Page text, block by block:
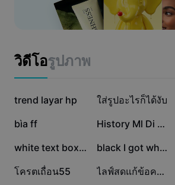
Nano Banana Pro
คำบรรยายอัตโนมัติ
กรณีการใช้งาน
การตลาด
แม่แบบเอฟเฟกต์
แม่แบบธุรกิจ
แม่แบบอุตสาหกรรม
แม่แบบรีแคป
โปรแกรม CapCut Creative
ศูนย์ความเชื่อถือ
ศูนย์ช่วยเหลือ
เกี่ยวกับเงื่อนไขการใช้บริการของ
และปรับแต่งข้อความได้ตามต้องการ ประ
ผลลัพธ์ที่ดูเป็นธรรมชาติ ลองใช้งานวันนี้เพื่อ
การจัดการรูปภาพและตอบโจทย์ทุกความต้
วิดีโอรูปภาพ
134.2K
trend layar hp 77.6K
ใส่รูปอะไรก็ได้งับ
51.3K
bìa ff 32.1K History Ml Di Hp
16.6K white text box above 15.5K black I got white
8.9K
โครตเถื่อน55 6.4K ไลฟ์สดแก้ข้อความ&เลขได้